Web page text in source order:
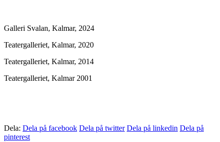
Galleri Svalan, Kalmar, 2024
Teatergalleriet, Kalmar, 2020
Teatergalleriet, Kalmar, 2014
Teatergalleriet, Kalmar 2001
Dela: Dela på facebook Dela på twitter Dela på linkedin Dela på
pinterest